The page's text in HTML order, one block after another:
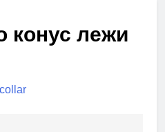
конус лежи